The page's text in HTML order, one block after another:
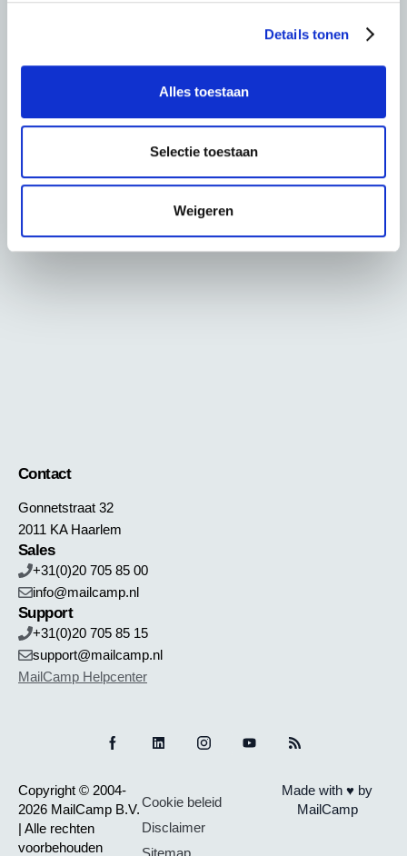
Details tonen
Alles toestaan
Selectie toestaan
Weigeren
Contact
Gonnetstraat 32
2011 KA Haarlem
Sales
+31(0)20 705 85 00
info@mailcamp.nl
Support
+31(0)20 705 85 15
support@mailcamp.nl
MailCamp Helpcenter
Copyright © 2004-
2026 MailCamp B.V.
| Alle rechten
voorbehouden
Cookie beleid
Disclaimer
Sitemap
Made with ♥ by
MailCamp